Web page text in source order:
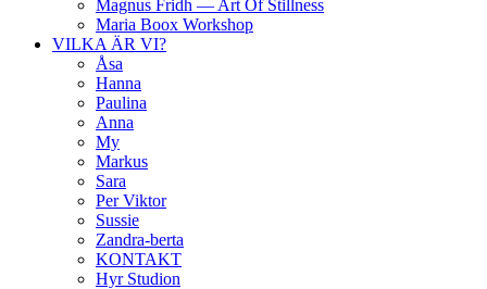
Magnus Fridh — Art Of Stillness
Maria Boox Workshop
VILKA ÄR VI?
Åsa
Hanna
Paulina
Anna
My
Markus
Sara
Per Viktor
Sussie
Zandra-berta
KONTAKT
Hyr Studion